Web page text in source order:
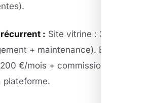
: Site vitrine : 30 à 80
+ maintenance). Boutique
€/mois + commissions sur
plateforme.